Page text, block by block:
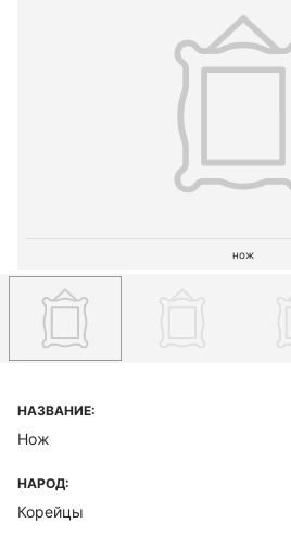
НАЗВАНИЕ:
Нож
НАРОД:
Корейцы
нож